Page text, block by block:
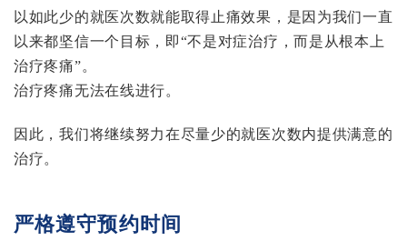
以如此少的就医次数就能取得止痛效果，是因为我们一直
以来都坚信一个目标，即“不是对症治疗，而是从根本上
治疗疼痛”。
治疗疼痛无法在线进行。
因此，我们将继续努力在尽量少的就医次数内提供满意的
治疗。
严格遵守预约时间